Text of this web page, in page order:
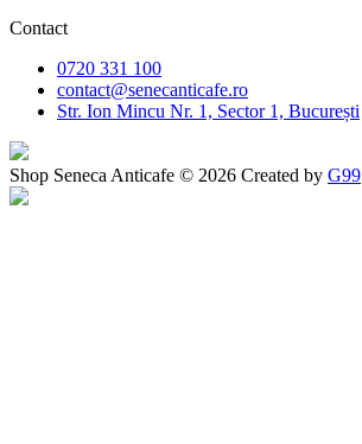
Contact
0720 331 100
contact@senecanticafe.ro
Str. Ion Mincu Nr. 1, Sector 1, București
Shop Seneca Anticafe © 2026 Created by G99